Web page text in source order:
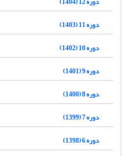
دوره 11 (1403)
دوره 10 (1402)
دوره 9 (1401)
دوره 8 (1400)
دوره 7 (1399)
دوره 6 (1398)